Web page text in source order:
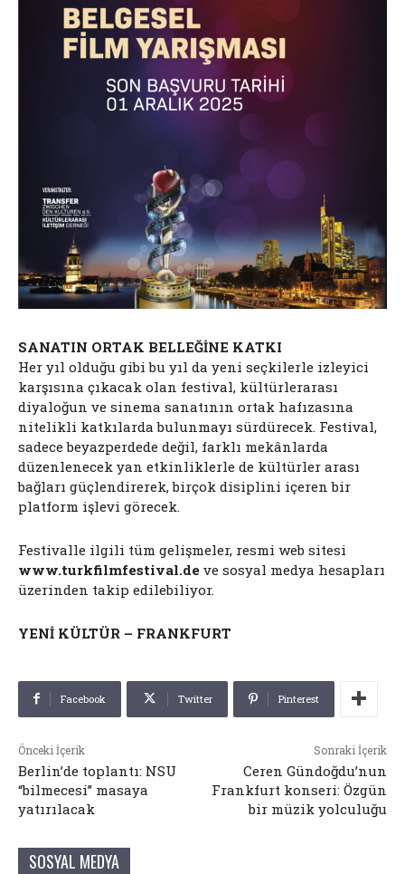
SANATIN ORTAK BELLEĞİNE KATKI
Her yıl olduğu gibi bu yıl da yeni seçkilerle izleyici
karşısına çıkacak olan festival, kültürlerarası
diyaloğun ve sinema sanatının ortak hafızasına
nitelikli katkılarda bulunmayı sürdürecek. Festival,
sadece beyazperdede değil, farklı mekânlarda
düzenlenecek yan etkinliklerle de kültürler arası
bağları güçlendirerek, birçok disiplini içeren bir
platform işlevi görecek.
Festivalle ilgili tüm gelişmeler, resmi web sitesi
www.turkfilmfestival.de ve sosyal medya hesapları
üzerinden takip edilebiliyor.
YENİ KÜLTÜR – FRANKFURT
Facebook Twitter Pinterest
Önceki İçerik
Berlin’de toplantı: NSU
“bilmecesi” masaya
yatırılacak
Sonraki İçerik
Ceren Gündoğdu’nun
Frankfurt konseri: Özgün
bir müzik yolculuğu
SOSYAL MEDYA